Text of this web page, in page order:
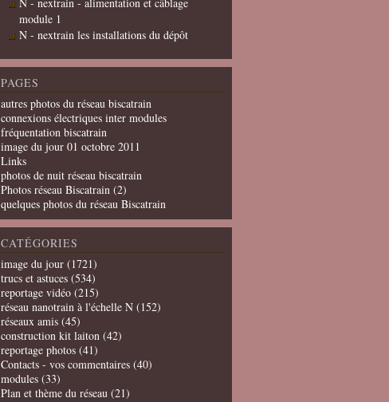
module 1
N - nextrain les installations du dépôt
PAGES
autres photos du réseau biscatrain
connexions électriques inter modules
fréquentation biscatrain
image du jour 01 octobre 2011
Links
photos de nuit réseau biscatrain
Photos réseau Biscatrain (2)
quelques photos du réseau Biscatrain
CATÉGORIES
image du jour (1721)
trucs et astuces (534)
reportage vidéo (215)
réseau nanotrain à l'échelle N (152)
réseaux amis (45)
construction kit laiton (42)
reportage photos (41)
Contacts - vos commentaires (40)
modules (33)
Plan et thème du réseau (21)